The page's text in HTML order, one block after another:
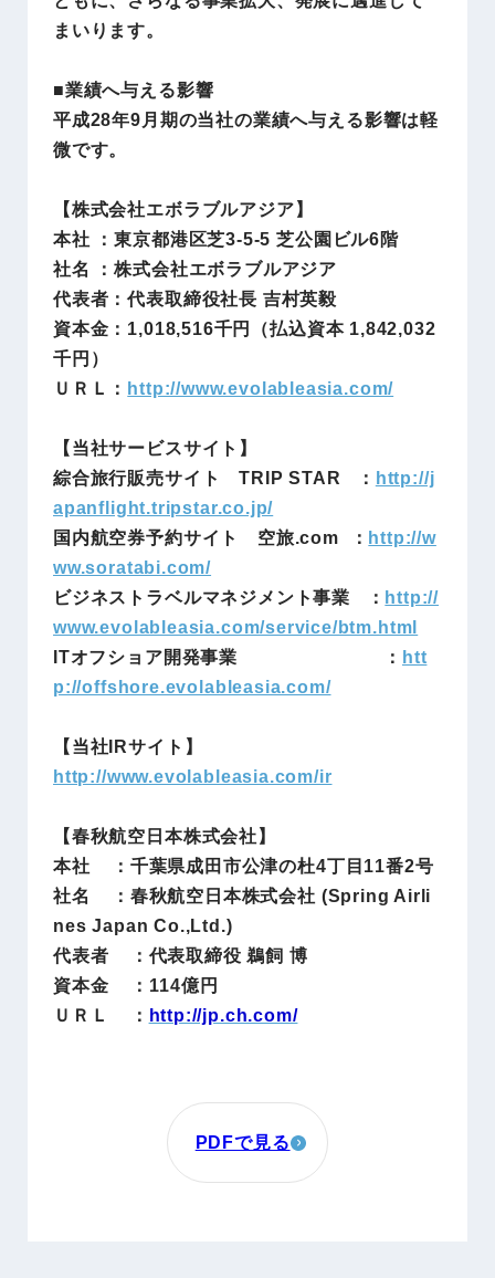
まいります。
■業績へ与える影響
平成28年9月期の当社の業績へ与える影響は軽
微です。
【株式会社エボラブルアジア】
本社 ：東京都港区芝3-5-5 芝公園ビル6階
社名 ：株式会社エボラブルアジア
代表者：代表取締役社長 吉村英毅
資本金： 1,018,516千円（払込資本 1,842,032
千円）
ＵＲＬ： http://www.evolableasia.com/
【当社サービスサイト】
綜合旅行販売サイト TRIP STAR ： http://j
apanflight.tripstar.co.jp/
国内航空券予約サイト 空旅.com ： http://w
ww.soratabi.com/
ビジネストラベルマネジメント事業 ： http://
www.evolableasia.com/service/btm.html
ITオフショア開発事業 ： htt
p://offshore.evolableasia.com/
【当社IRサイト】
http://www.evolableasia.com/ir
【春秋航空日本株式会社】
本社 ：千葉県成田市公津の杜4丁目11番2号
社名 ：春秋航空日本株式会社 (Spring Airli
nes Japan Co.,Ltd.)
代表者 ：代表取締役 鵜飼 博
資本金 ：114億円
ＵＲＬ ： http://jp.ch.com/
PDFで見る